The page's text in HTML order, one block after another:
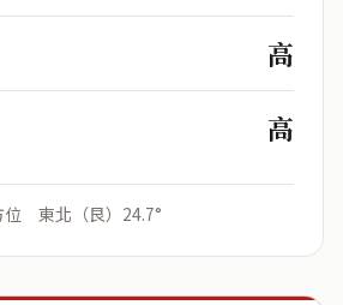
高
高
位 東北（艮）24.7°